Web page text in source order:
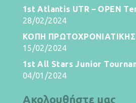
1st Atlantis UTR – OPEN
28/02/2024
ΚΟΠΗ ΠΡΩΤΟΧΡΟΝΙΑΤΙΚΗΣ
15/02/2024
1st All Stars Junior
04/01/2024
Ακολουθήστε μας